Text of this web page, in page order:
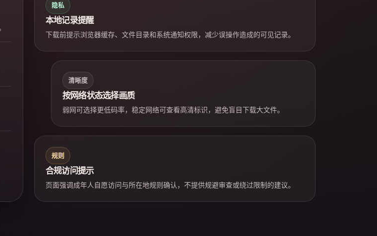
隐私
本地记录提醒
下载前提示浏览器缓存、文件目录和系统通知权限，减少误操作造成的可见记录。
清晰度
按网络状态选择画质
弱网可选择更低码率，稳定网络可查看高清标识，避免盲目下载大文件。
规则
合规访问提示
页面强调成年人自愿访问与所在地规则确认，不提供规避审查或绕过限制的建议。